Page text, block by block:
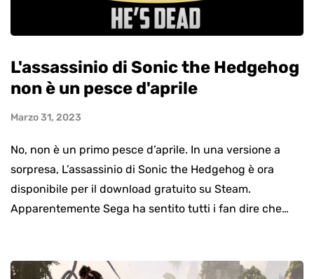
L'assassinio di Sonic the Hedgehog
non è un pesce d'aprile
Marzo 31, 2023
No, non è un primo pesce d’aprile. In una versione a
sorpresa, L’assassinio di Sonic the Hedgehog è ora
disponibile per il download gratuito su Steam.
Apparentemente Sega ha sentito tutti i fan dire che…